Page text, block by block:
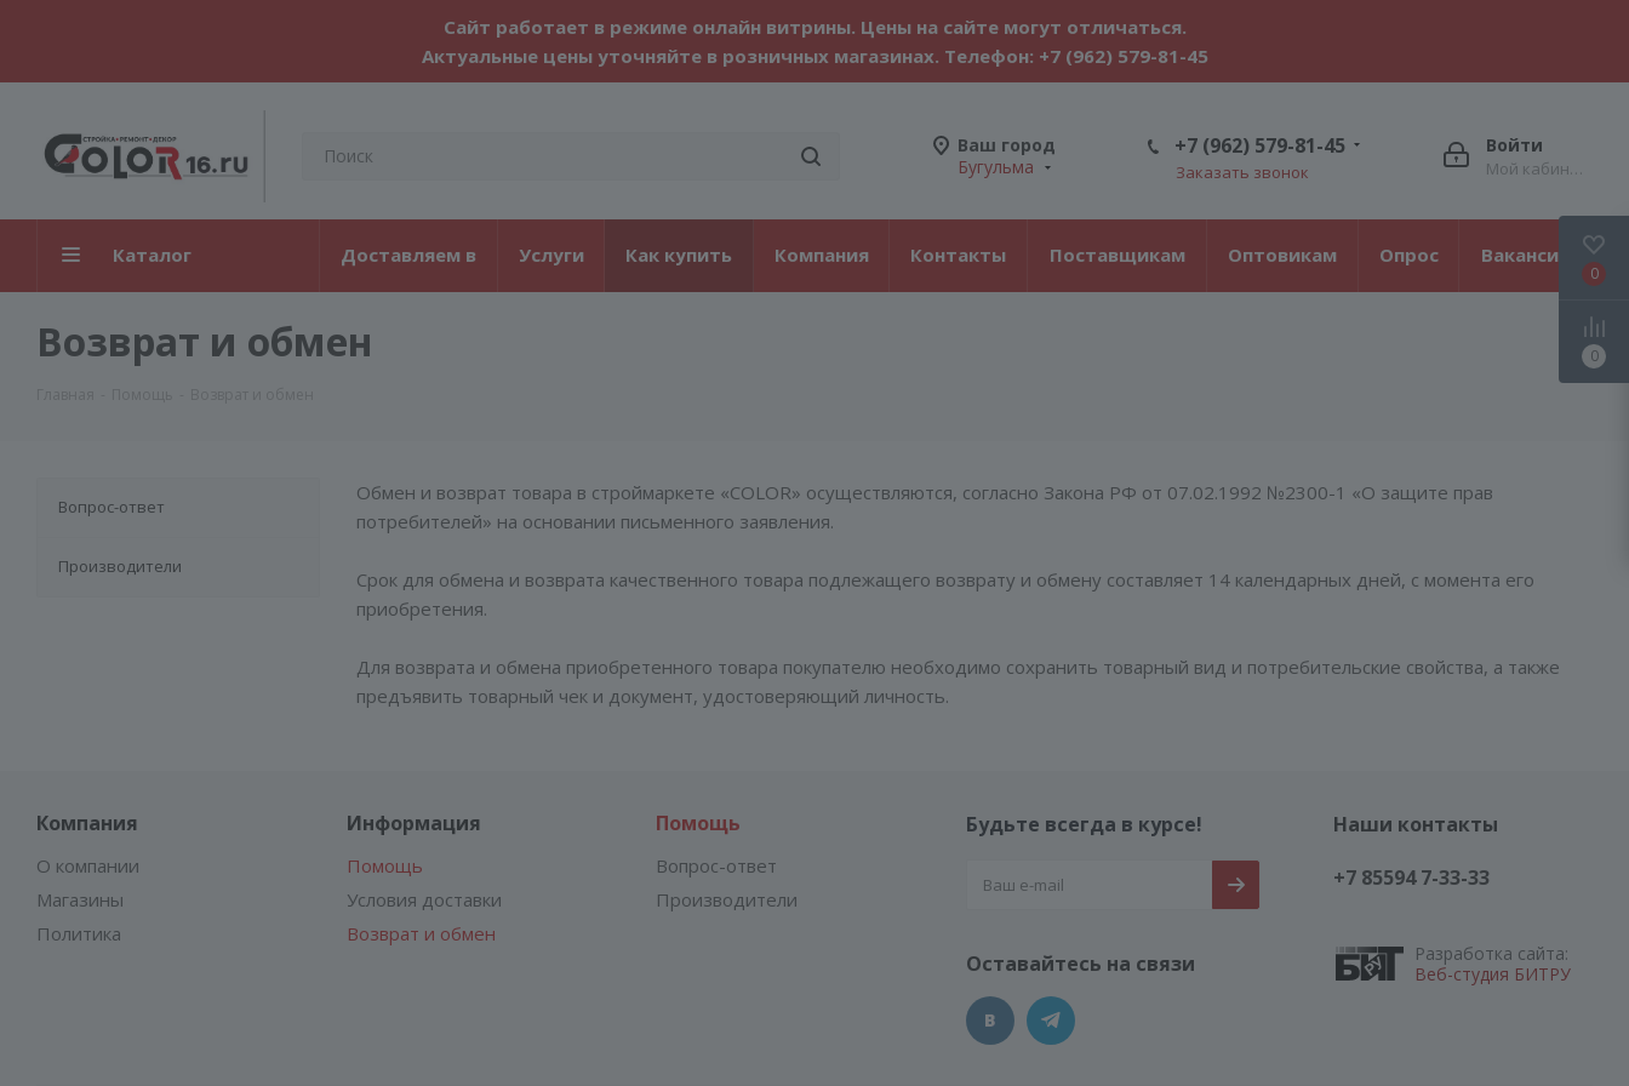
Сайт работает в режиме онлайн витрины. Цены на сайте могут отличаться.
Актуальные цены уточняйте в розничных магазинах. Телефон: +7 (962) 579-81-45
Войти
Мой кабинет
Ваш город
Бугульма
+7 (962) 579-81-45
Заказать звонок
Каталог Доставляем в Услуги Как купить Компания Контакты Поставщикам Оптовикам Опрос Вакансии
Возврат и обмен
Обмен и возврат товара в строймаркете «COLOR» осуществляются, согласно Закона РФ от 07.02.1992 №2300-1 «О защите прав
потребителей» на основании письменного заявления.
Срок для обмена и возврата качественного товара подлежащего возврату и обмену составляет 14 календарных дней, с момента его
приобретения.
Для возврата и обмена приобретенного товара покупателю необходимо сохранить товарный вид и потребительские свойства, а также
предъявить товарный чек и документ, удостоверяющий личность.
Вопрос-ответ
Производители
Компания
О компании
Магазины
Политика
Информация
Помощь
Условия доставки
Возврат и обмен
Помощь
Вопрос-ответ
Производители
Будьте всегда в курсе!
Оставайтесь на связи
Наши контакты
+7 85594 7-33-33
Разработка сайта:
Веб-студия БИТРУ
0
0